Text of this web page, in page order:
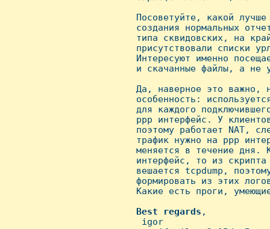
Посоветуйте, какой
создания нормальных
типа сквидовских, на
присутствовали списки
Интересуют именно
и скачанные файлы, а не
Да, наверное это важно,
особенность:
для каждого
ppp интерфейс. У
поэтому работает NAT,
трафик нужно на ppp
меняется в течение дня.
интерфейс, то из
вешается tcpdump,
формировать из этих
Какие есть проги,
Best
regards ,
igor